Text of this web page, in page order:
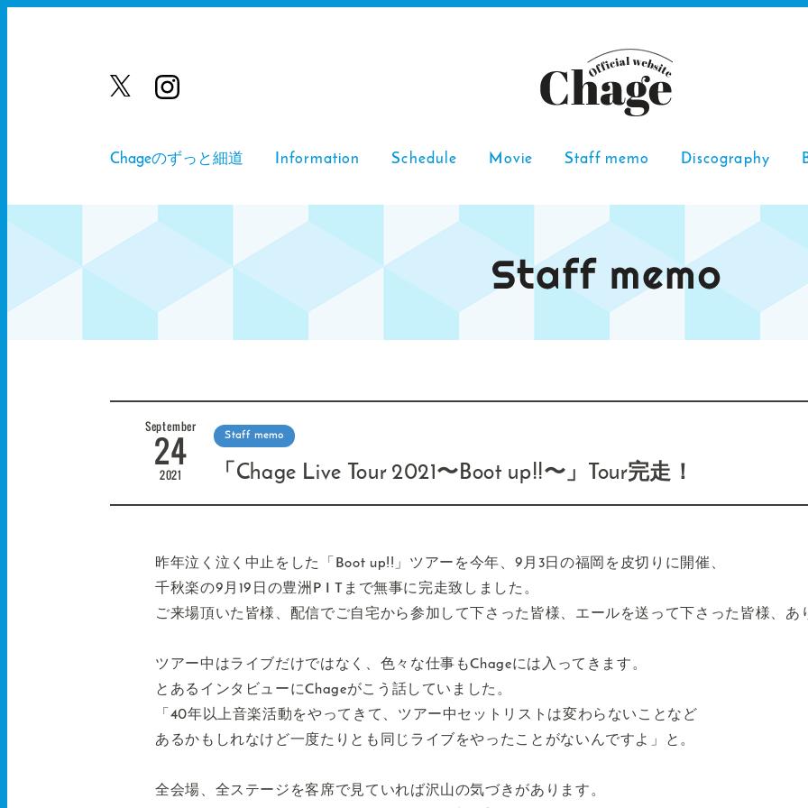
Chageのずっと細道 Information Schedule Movie Staff memo Discography
September
24
2021
Staff memo
「Chage Live Tour 2021〜Boot up!!〜」Tour完走！
昨年泣く泣く中止をした「Boot up!!」ツアーを今年、9月3日の福岡を皮切りに開催、
千秋楽の9月19日の豊洲P I Tまで無事に完走致しました。
ご来場頂いた皆様、配信でご自宅から参加して下さった皆様、エールを送って下さった皆様、あ
ツアー中はライブだけではなく、色々な仕事もChageには入ってきます。
とあるインタビューにChageがこう話していました。
「40年以上音楽活動をやってきて、ツアー中セットリストは変わらないことなど
あるかもしれなけど一度たりとも同じライブをやったことがないんですよ」と。
全会場、全ステージを客席で見ていれば沢山の気づきがあります。